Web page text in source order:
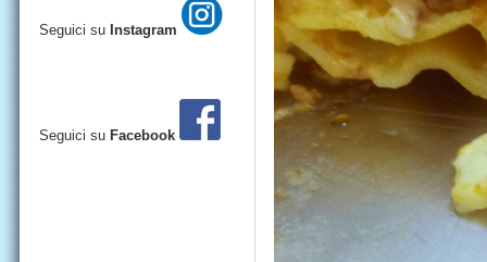
Seguici su Instagram
Seguici su Facebook